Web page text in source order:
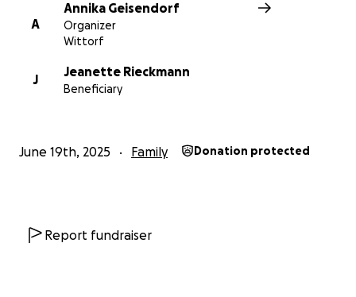
A
Annika Geisendorf
Organizer
Wittorf
J
Jeanette Rieckmann
Beneficiary
June 19th, 2025 Family Donation protected
Report fundraiser